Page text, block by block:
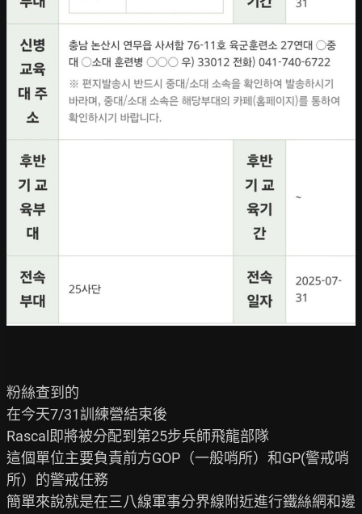
粉絲查到的
在今天7/31訓練營結束後
Rascal即將被分配到第25步兵師飛龍部隊
這個單位主要負責前方GOP（一般哨所）和GP(警戒哨
所）的警戒任務
簡單來說就是在三八線軍事分界線附近進行鐵絲網和邊